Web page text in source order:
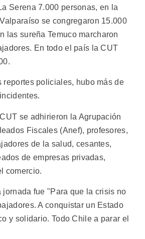
Serena 7.000 personas, en la
se congregaron 15.000
las sureña Temuco marcharon
En todo el país la CUT
reportes policiales, hubo más de
se adhirieron la Agrupación
Fiscales (Anef), profesores,
de la salud, cesantes,
de empresas privadas,
comercio.
jornada fue "Para que la crisis no
A conquistar un Estado
y solidario. Todo Chile a parar el